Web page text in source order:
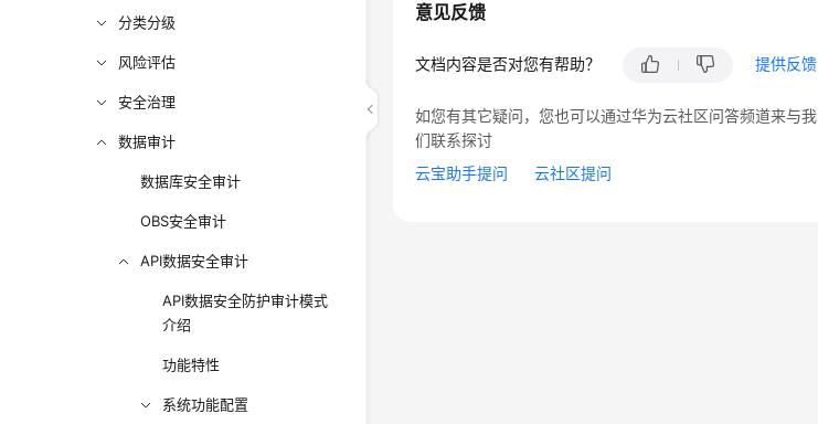
分类分级
风险评估
安全治理
数据审计
数据库安全审计
OBS安全审计
API数据安全审计
API数据安全防护审计模式
介绍
功能特性
系统功能配置
意见反馈
文档内容是否对您有帮助？ 提供反馈
如您有其它疑问，您也可以通过华为云社区问答频道来与我
们联系探讨
云宝助手提问
云社区提问